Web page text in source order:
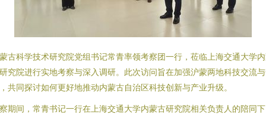
古科学技术研究院党组书记常青率领考察团一行，莅临上海交通大学
究院进行实地考察与深入调研。此次访问旨在加强沪蒙两地科技交流
共同探讨如何更好地推动内蒙古自治区科技创新与产业升级。
期间，常青书记一行在上海交通大学内蒙古研究院相关负责人的陪同